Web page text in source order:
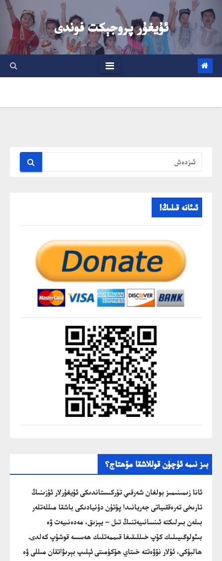
Skip
content
ئۇيغۇر پروجېكت فوندى
ئىئانە قىلىڭ!
بىز نىمە ئۈچۈن قوللاشقا مۆھتاج؟
ئانا زىمىنىمىز بولغان شەرقىي تۈركىستاندىكى ئۇيغۇرلار ئۆزىنىڭ
تارىخى تەرەققىياتى جەريانىدا پۈتۈن دۇنيادىكى باشقا مىللەتلەر
بىلەن بىرلىكتە ئىنسانىيەتنىڭ تىل – يېزىق، مەدەنىيەت ۋە
بىئولوگىيىلىك كۆپ خىللىقىغا قىممەتلىك ھەسسە قوشۇپ كەلدى.
ھالبۇكى، ئۇلار نۆۋەتتە خىتاي ھۆكۈمىتى ئېلىپ بېرىۋاتقان مىللى ۋە